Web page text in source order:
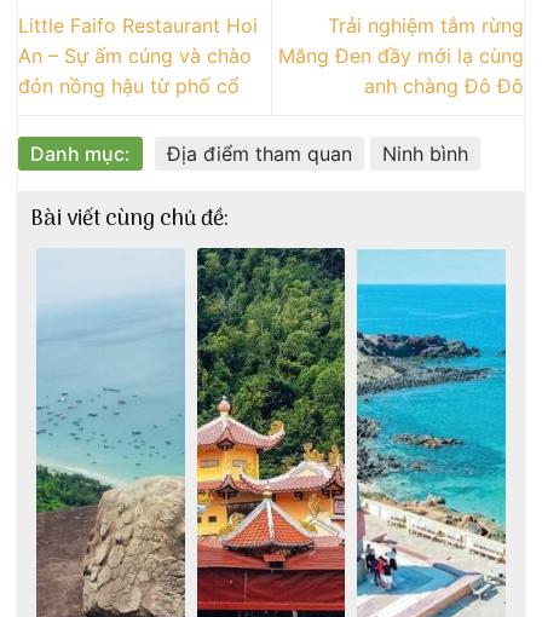
Little Faifo Restaurant Hoi
An – Sự ấm cúng và chào
đón nồng hậu từ phố cổ
Trải nghiệm tắm rừng
Măng Đen đầy mới lạ cùng
anh chàng Đô Đô
Danh mục: Địa điểm tham quan Ninh bình
Bài viết cùng chủ đề: